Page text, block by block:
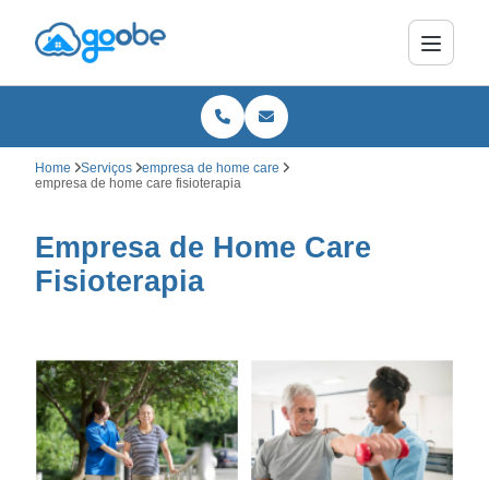
Home Serviços
empresa de home care
empresa de home care fisioterapia
Empresa de Home Care
Fisioterapia